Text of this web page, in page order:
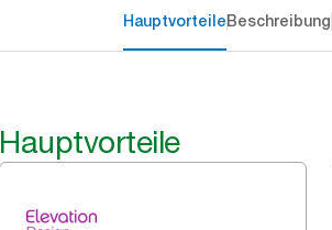
HauptvorteileBeschreibung
Hauptvorteile